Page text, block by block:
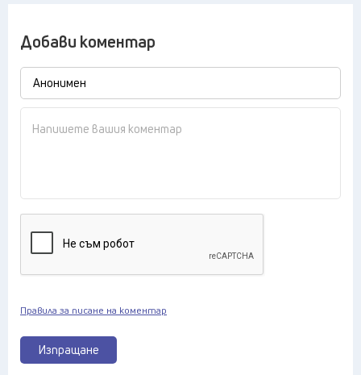
Добави коментар
Изпращане
Правила за писане на коментар